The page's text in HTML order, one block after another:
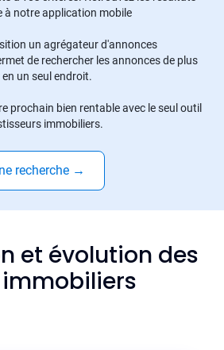
à notre application mobile
un agrégateur d'annonces
de rechercher les annonces de plus
un seul endroit.
prochain bien rentable avec le seul outil
immobiliers.
recherche →
et évolution des